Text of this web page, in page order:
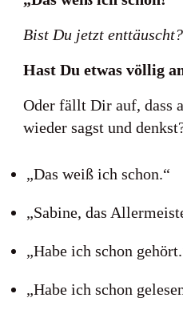
Bist Du jetzt enttäuscht?
Hast Du etwas völlig
Oder fällt Dir auf, dass
wieder sagst und
„Das weiß ich schon.“
„Sabine, das
„Habe ich schon
„Habe ich schon